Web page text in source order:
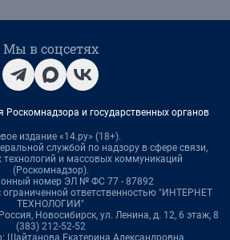
Мы в соцсетях
Роскомнадзора и государственных органов
издание «14.ру» (18+).
службой по надзору в сфере связи,
и массовых коммуникаций
(Роскомнадзор).
номер ЭЛ № ФС 77 - 87892
ограниченной ответственностью "ИНТЕРНЕТ
ТЕХНОЛОГИИ"
Новосибирск, ул. Ленина, д. 12, 6 этаж, 8
(383) 212-52-52
Шайтанова Екатерина Александровна